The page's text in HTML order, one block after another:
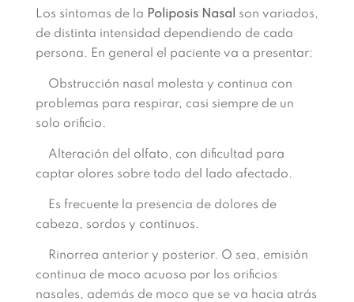
Los síntomas de la Poliposis Nasal
son variados,
de distinta intensidad dependiendo de cada
persona. En general el paciente va a presentar:
Obstrucción nasal molesta y continua con
problemas para respirar, casi siempre de un
solo orificio.
Alteración del olfato, con dificultad para
captar olores sobre todo del lado afectado.
Es frecuente la presencia de dolores de
cabeza, sordos y continuos.
Rinorrea anterior y posterior. O sea, emisión
continua de moco acuoso por los orificios
nasales, además de moco que se va hacia atrás